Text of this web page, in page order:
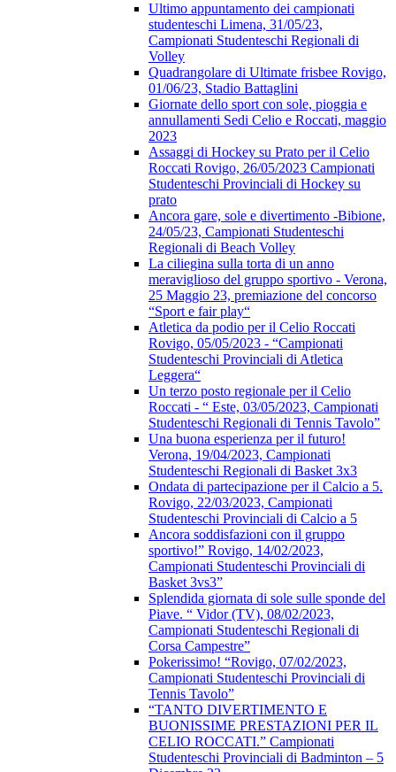
Ultimo appuntamento dei campionati
studenteschi Limena, 31/05/23,
Campionati Studenteschi Regionali di
Volley
Quadrangolare di Ultimate frisbee Rovigo,
01/06/23, Stadio Battaglini
Giornate dello sport con sole, pioggia e
annullamenti Sedi Celio e Roccati, maggio
2023
Assaggi di Hockey su Prato per il Celio
Roccati Rovigo, 26/05/2023 Campionati
Studenteschi Provinciali di Hockey su
prato
Ancora gare, sole e divertimento -Bibione,
24/05/23, Campionati Studenteschi
Regionali di Beach Volley
La ciliegina sulla torta di un anno
meraviglioso del gruppo sportivo - Verona,
25 Maggio 23, premiazione del concorso
“Sport e fair play“
Atletica da podio per il Celio Roccati
Rovigo, 05/05/2023 - “Campionati
Studenteschi Provinciali di Atletica
Leggera“
Un terzo posto regionale per il Celio
Roccati - “ Este, 03/05/2023, Campionati
Studenteschi Regionali di Tennis Tavolo”
Una buona esperienza per il futuro!
Verona, 19/04/2023, Campionati
Studenteschi Regionali di Basket 3x3
Ondata di partecipazione per il Calcio a 5.
Rovigo, 22/03/2023, Campionati
Studenteschi Provinciali di Calcio a 5
Ancora soddisfazioni con il gruppo
sportivo!” Rovigo, 14/02/2023,
Campionati Studenteschi Provinciali di
Basket 3vs3”
Splendida giornata di sole sulle sponde del
Piave. “ Vidor (TV), 08/02/2023,
Campionati Studenteschi Regionali di
Corsa Campestre”
Pokerissimo! “Rovigo, 07/02/2023,
Campionati Studenteschi Provinciali di
Tennis Tavolo”
“TANTO DIVERTIMENTO E
BUONISSIME PRESTAZIONI PER IL
CELIO ROCCATI.” Campionati
Studenteschi Provinciali di Badminton – 5